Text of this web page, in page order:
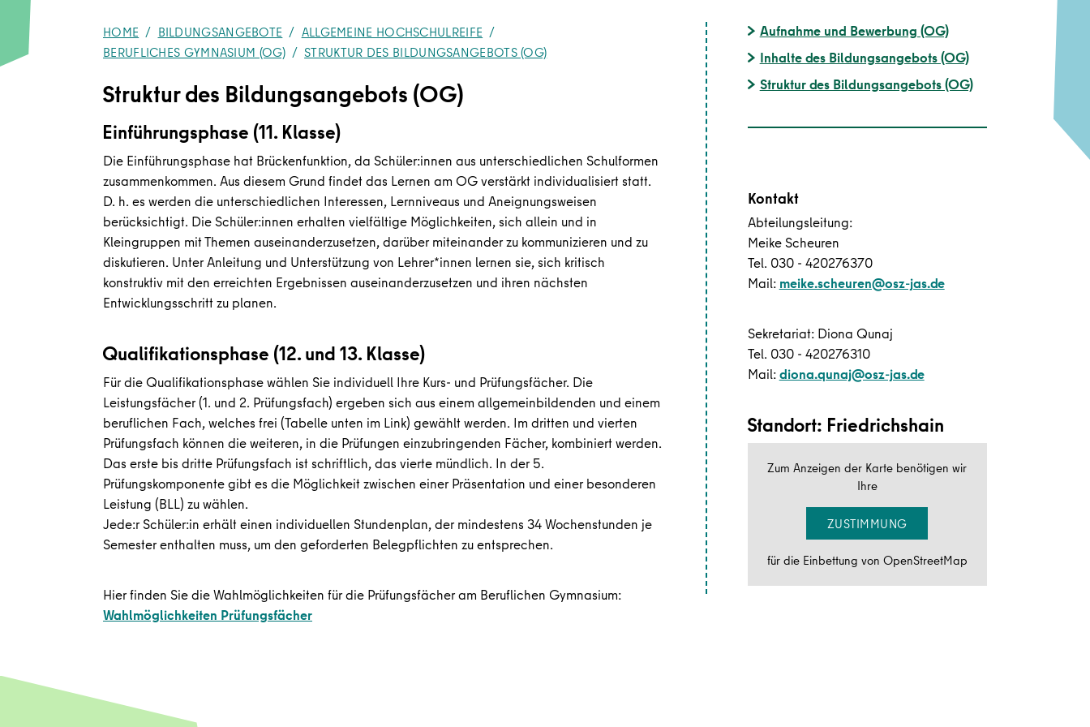
HOME BILDUNGSANGEBOTE
ALLGEMEINE HOCHSCHULREIFE
BERUFLICHES GYMNASIUM (OG)
STRUKTUR DES BILDUNGSANGEBOTS (OG)
Struktur des Bildungsangebots (OG)
Einführungsphase (11. Klasse)
Die Einführungsphase hat Brückenfunktion, da Schüler:innen aus unterschiedlichen Schulformen
zusammenkommen. Aus diesem Grund findet das Lernen am OG verstärkt individualisiert statt.
D. h. es werden die unterschiedlichen Interessen, Lernniveaus und Aneignungsweisen
berücksichtigt. Die Schüler:innen erhalten vielfältige Möglichkeiten, sich allein und in
Kleingruppen mit Themen auseinanderzusetzen, darüber miteinander zu kommunizieren und zu
diskutieren. Unter Anleitung und Unterstützung von Lehrer*innen lernen sie, sich kritisch
konstruktiv mit den erreichten Ergebnissen auseinanderzusetzen und ihren nächsten
Entwicklungsschritt zu planen.
Qualifikationsphase (12. und 13. Klasse)
Für die Qualifikationsphase wählen Sie individuell Ihre Kurs- und Prüfungsfächer. Die
Leistungsfächer (1. und 2. Prüfungsfach) ergeben sich aus einem allgemeinbildenden und einem
beruflichen Fach, welches frei (Tabelle unten im Link) gewählt werden. Im dritten und vierten
Prüfungsfach können die weiteren, in die Prüfungen einzubringenden Fächer, kombiniert werden.
Das erste bis dritte Prüfungsfach ist schriftlich, das vierte mündlich. In der 5.
Prüfungskomponente gibt es die Möglichkeit zwischen einer Präsentation und einer besonderen
Leistung (BLL) zu wählen.
Jede:r Schüler:in erhält einen individuellen Stundenplan, der mindestens 34 Wochenstunden je
Semester enthalten muss, um den geforderten Belegpflichten zu entsprechen.
Hier finden Sie die Wahlmöglichkeiten für die Prüfungsfächer am Beruflichen Gymnasium:
Wahlmöglichkeiten Prüfungsfächer
Aufnahme und Bewerbung (OG)
Inhalte des Bildungsangebots (OG)
Struktur des Bildungsangebots (OG)
Kontakt
Abteilungsleitung:
Meike Scheuren
Tel. 030 - 420276370
Mail: meike.scheuren@osz-jas.de
Sekretariat: Diona Qunaj
Tel. 030 - 420276310
Mail:diona.qunaj@osz-jas.de
Standort: Friedrichshain
Zum Anzeigen der Karte benötigen wir
Ihre
ZUSTIMMUNG
für die Einbettung von OpenStreetMap